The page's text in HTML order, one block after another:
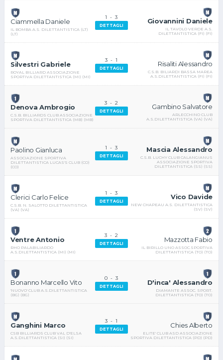
Ciammella Daniele
IL BOMBA A.S. DILETTANTISTICA (LT)
(LT)
1 -3
DETTAGLI
Giovannini Daniele
IL TAVOLO VERDE A.S.
DILETTANTISTICA (FI) (FI)
Silvestri Gabriele
ROYAL BILLIARD ASSOCIAZIONE
SPORTIVA DILETTANTISTICA (MI) (MI)
3 -1
DETTAGLI
Risaliti Alessandro
C.S.B. BILIARDI BASSA MAREA
A.S.DILETTANTISTICA (FI) (FI)
Denova Ambrogio
C.S.B. BILLIARDS CLUB ASSOCIAZIONE
SPORTIVA DILETTANTISTICA (MB) (MB)
3 -2
DETTAGLI
Gambino Salvatore
ARLECCHINO CLUB
A.S.DILETTANTISTICA (VA) (VA)
Paolino Gianluca
ASSOCIAZIONE SPORTIVA
DILETTANTISTICA LUCAS'S CLUB (CO)
(CO)
1 -3
DETTAGLI
Mascia Alessandro
C.S.B. LUCHY CLUB CALANGIANUS
ASSOCIAZIONE SPORTIVA
DILETTANTISTICA (SS) (SS)
Clerici Carlo Felice
C.S.B. N. SALOTTO DILETTANTISTICA
(VA) (VA)
1 -3
DETTAGLI
Vico Davide
NEW CHAPEAU A.S. DILETTANTISTICA
(SV) (SV)
Ventre Antonio
RHO PALABILIARDO
A.S.DILETTANTISTICA (MI) (MI)
3 -2
DETTAGLI
Mazzotta Fabio
IL BIRILLO UNO ASSOC.SPORTIVA
DILETTANTISTICA (TO) (TO)
Bonanno Marcello Vito
'NUOVO' CLUB A.S.DILETTANTISTICA
(BG) (BG)
0 -3
DETTAGLI
D'inca' Alessandro
DIAMANTE ASSOC. SPORT.
DILETTANTISTICA (TO) (TO)
Ganghini Marco
CSB BILLIARDS CLUB VAL D'ELSA
A.S.DILETTANTISTICA (SI) (SI)
3 -1
DETTAGLI
Chies Alberto
ELITE' CLUB ASD ASSOCIAZIONE
SPORTIVA DILETTANTISTICA (PD) (PD)